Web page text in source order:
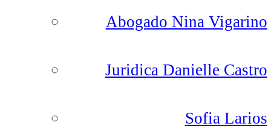
Abogado Nina Vigarino
Juridica Danielle Castro
Sofia Larios